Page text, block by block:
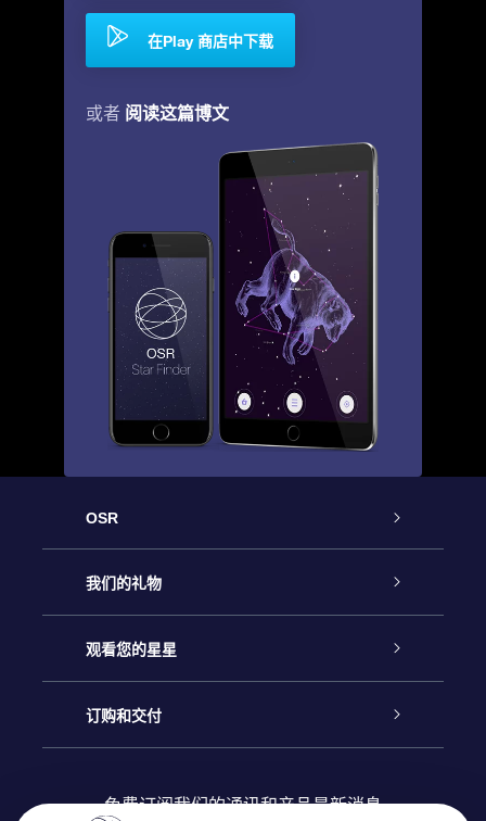
在Play 商店中下载
或者 阅读这篇博文
OSR
客户服务
联系我们
博客
我们的礼物
Online Star礼物
OSR 礼物包
观看您的星星
Online Star Register
订购和交付
免费订阅我们的通讯和产品最新消息